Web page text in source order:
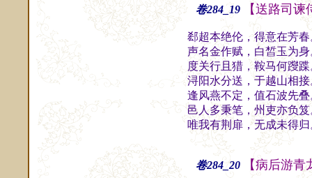
卷284_19 【送路司
郄超本绝伦，得意在芳
声名金作赋，白皙玉为
度关行且猎，鞍马何躞
浔阳水分送，于越山相
逢风燕不定，值石波先
邑人多秉笔，州吏亦负
唯我有荆扉，无成未得
卷284_20 【病后游青